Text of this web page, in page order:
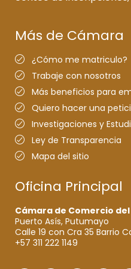
Más de Cámara
¿Cómo me matriculo?
Trabaje con nosotros
Más beneficios para
Quiero hacer una
Investigaciones y
Ley de Transparencia
Mapa del sitio
Oficina Principal
Cámara de Comercio
Puerto Asís, Putumayo
Calle 19 con Cra 35 Barrio
+57 311 222 1149